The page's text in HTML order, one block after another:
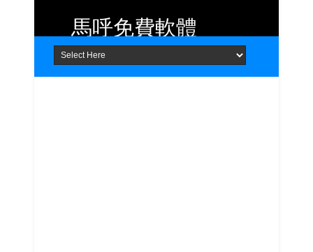
Home About Contact
馬呼免費軟體
提供 Android、iOS 好用的手機應用
程式及 Windows 免費軟體